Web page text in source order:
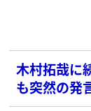
木村拓哉に
も突然の発
起き始めた